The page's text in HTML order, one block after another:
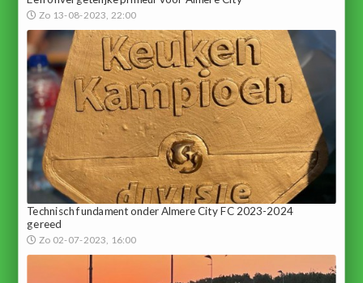
Zo 13-08-2023, 22:00
Technisch fundament onder Almere City FC 2023-2024
gereed
Zo 02-07-2023, 16:00